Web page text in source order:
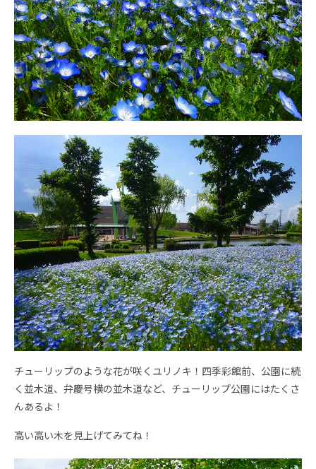
チューリップのような花が咲くユリノキ！四季彩館前、公園に続
く並木道、弁慶号横の並木道など、チューリップ公園にはたくさ
んあるよ！
高い高い木を見上げてみてね！